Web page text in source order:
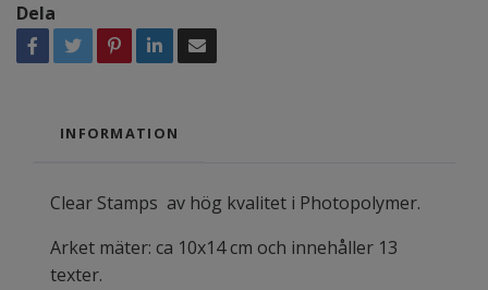
Dela
INFORMATION
Clear Stamps av hög kvalitet i Photopolymer.
Arket mäter: ca 10x14 cm och innehåller 13
texter.